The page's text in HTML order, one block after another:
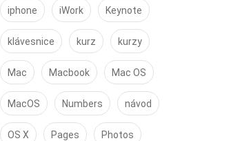
iphone iWork Keynote
klávesnice kurz kurzy
Mac Macbook Mac OS
MacOS Numbers návod
OS X Pages Photos